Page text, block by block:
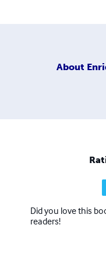
About
Did you love this
readers!